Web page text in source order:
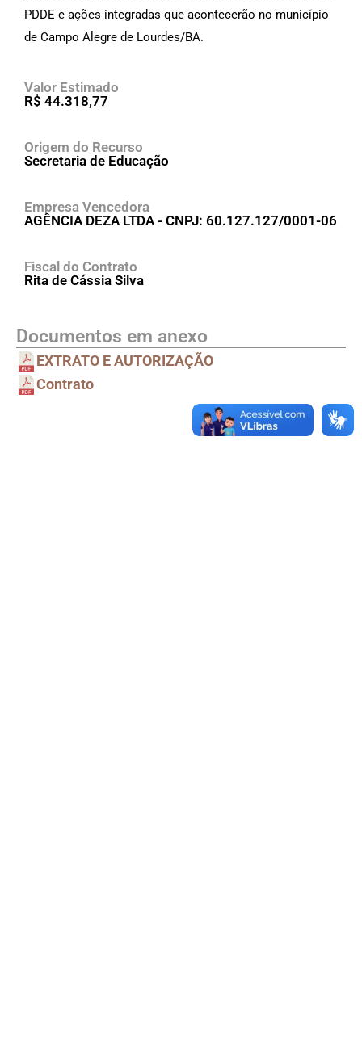
PDDE e ações integradas que acontecerão no município
de Campo Alegre de Lourdes/BA.
Valor Estimado
R$ 44.318,77
Origem do Recurso
Secretaria de Educação
Empresa Vencedora
AGÊNCIA DEZA LTDA - CNPJ: 60.127.127/0001-06
Fiscal do Contrato
Rita de Cássia Silva
Documentos em anexo
EXTRATO E AUTORIZAÇÃO
Contrato